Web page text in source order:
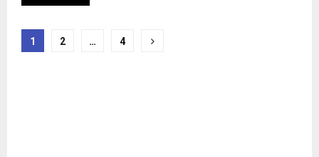
Bejegyzések
1 2 … 4